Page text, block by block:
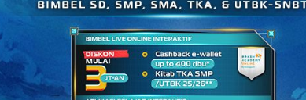
adaComprehension Orale(mendengarkan),
Ecrits(menulis), danProduction Orale
beda. Kamu punya waktu 1 jam 40 menit
harus kamu isi, jangan ada yang dikosongkan,
soal ujian memiliki tipe yang berbeda seperti: